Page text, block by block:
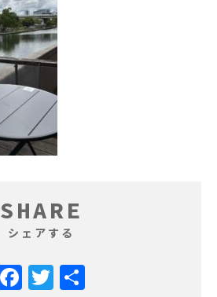
SHARE
シェアする
Facebook
Twitter